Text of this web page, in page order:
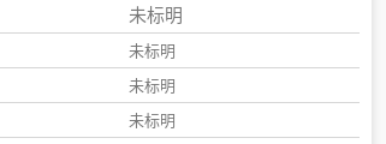
未标明
未标明
未标明
未标明